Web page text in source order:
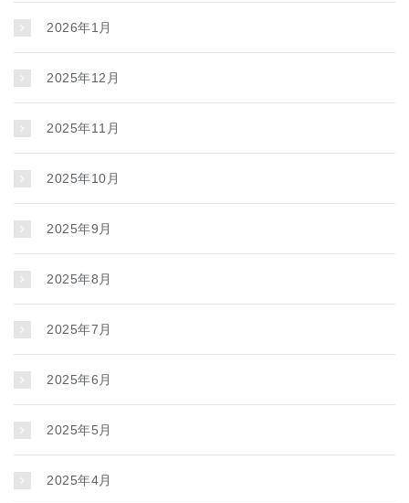
2026年1月
2025年12月
2025年11月
2025年10月
2025年9月
2025年8月
2025年7月
2025年6月
2025年5月
2025年4月